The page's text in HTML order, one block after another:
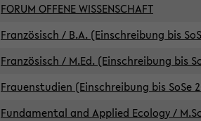
FORUM OFFENE WISSENSCHAFT
Französisch / B.A. (Einschreibung bis
Französisch / M.Ed. (Einschreibung bis
Frauenstudien (Einschreibung bis SoSe
Fundamental and Applied Ecology /